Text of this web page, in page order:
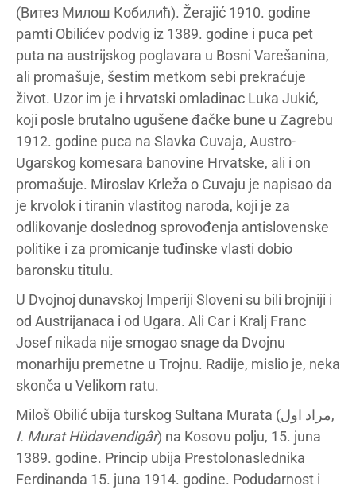
(Витез Милош Кобилић). Žerajić 1910. godine
pamti Obilićev podvig iz 1389. godine i puca pet
puta na austrijskog poglavara u Bosni Varešanina,
ali promašuje, šestim metkom sebi prekraćuje
život. Uzor im je i hrvatski omladinac Luka Jukić,
koji posle brutalno ugušene đačke bune u Zagrebu
1912. godine puca na Slavka Cuvaja, Austro-
Ugarskog komesara banovine Hrvatske, ali i on
promašuje. Miroslav Krleža o Cuvaju je napisao da
je krvolok i tiranin vlastitog naroda, koji je za
odlikovanje doslednog sprovođenja antislovenske
politike i za promicanje tuđinske vlasti dobio
baronsku titulu.
U Dvojnoj dunavskoj Imperiji Sloveni su bili brojniji i
od Austrijanaca i od Ugara. Ali Car i Kralj Franc
Josef nikada nije smogao snage da Dvojnu
monarhiju premetne u Trojnu. Radije, mislio je, neka
skonča u Velikom ratu.
Miloš Obilić ubija turskog Sultana Murata (مراد اول,
I. Murat Hüdavendigâr) na Kosovu polju, 15. juna
1389. godine. Princip ubija Prestolonaslednika
Ferdinanda 15. juna 1914. godine. Podudarnost i